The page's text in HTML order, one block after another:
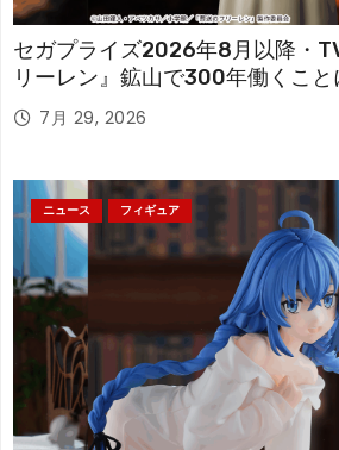
セガプライズ2026年8月以降・
リーレン』鉱山で300年働くこ
「フリーレン」を立体化！
7月 29, 2026
ニュース フィギュア